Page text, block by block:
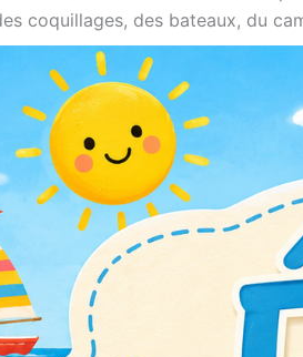
coquillages, des bateaux, du